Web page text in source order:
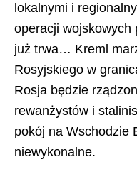
lokalnymi i
operacji wojskowych
już trwa… Kreml
Rosyjskiego w
Rosja będzie
rewanżystów i
pokój na Wschodzie
niewykonalne.